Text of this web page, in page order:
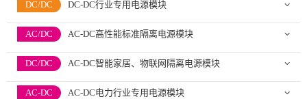
DC/DC DC-DC行业专用电源模块
AC/DC AC-DC高性能标准隔离电源模块
DC/DC AC-DC智能家居、物联网隔离电源模块
AC-DC AC-DC电力行业专用电源模块